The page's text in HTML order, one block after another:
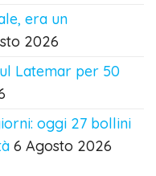
era un
2026
Latemar per 50
oggi 27 bollini
6 Agosto 2026